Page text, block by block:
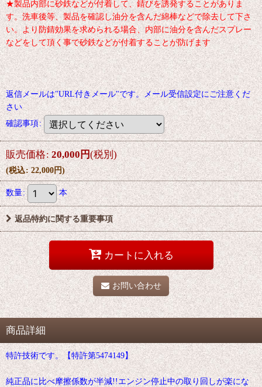
★製品内部に砂鉄などが付着して、錆びを誘発することがありま
す。洗車後等、製品を確認し油分を含んだ綿棒などで除去して下さ
い。より防錆効果を求められる場合、内部に油分を含んだスプレー
などをして頂く事で砂鉄などが付着することが防げます
返信メールは"URL付きメール"です。メール受信設定にご注意くだ
さい
確認事項:
販売価格: 20,000円(税別)
(税込: 22,000円)
数量: 本
返品特約に関する重要事項
カートに入れる
お問い合わせ
商品詳細
特許技術です。【特許第5474149】
純正品に比べ摩擦係数が半減!!エンジン停止中の取り回しが楽にな